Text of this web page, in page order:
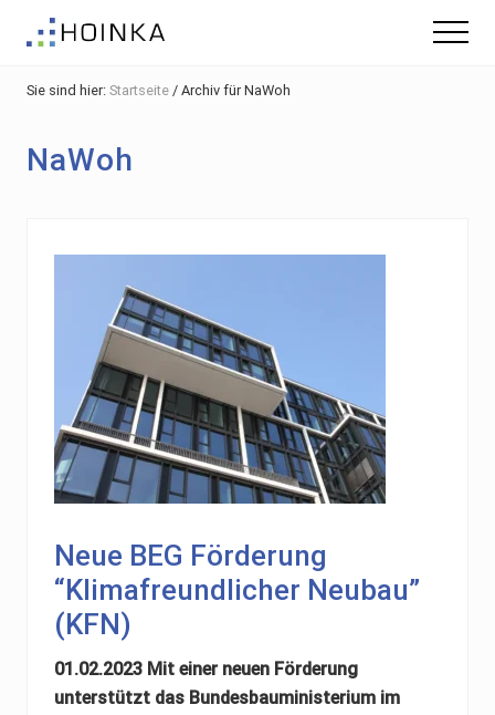
content
Hauptsidebar
Fußzeile
nachhaltig
Green
Building
Menu
Sie sind hier: Startseite / Archiv für NaWoh
NaWoh
Neue BEG Förderung
“Klimafreundlicher Neubau”
(KFN)
01.02.2023 Mit einer neuen Förderung
unterstützt das Bundesbauministerium im